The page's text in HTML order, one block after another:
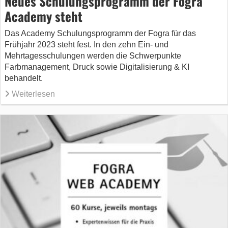
Academy steht
Das Academy Schulungsprogramm der Fogra für das
Frühjahr 2023 steht fest. In den zehn Ein- und
Mehrtagesschulungen werden die Schwerpunkte
Farbmanagement, Druck sowie Digitalisierung & KI
behandelt.
Weiterlesen